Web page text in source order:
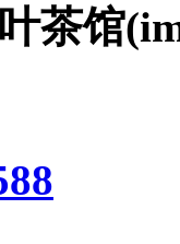
茶馆